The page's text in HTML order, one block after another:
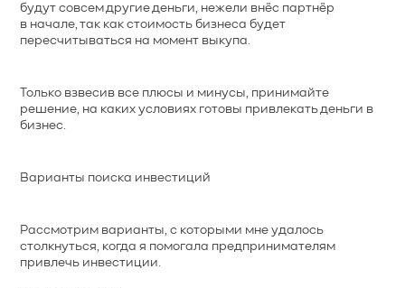
будут совсем другие деньги, нежели внёс партнёр
в начале, так как стоимость бизнеса будет
пересчитываться на момент выкупа.
Только взвесив все плюсы и минусы, принимайте
решение, на каких условиях готовы привлекать деньги в
бизнес.
Варианты поиска инвестиций
Рассмотрим варианты, с которыми мне удалось
столкнуться, когда я помогала предпринимателям
привлечь инвестиции.